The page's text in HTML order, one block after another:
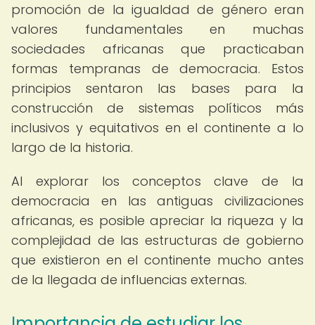
promoción de la igualdad de género eran
valores fundamentales en muchas
sociedades africanas que practicaban
formas tempranas de democracia. Estos
principios sentaron las bases para la
construcción de sistemas políticos más
inclusivos y equitativos en el continente a lo
largo de la historia.
Al explorar los conceptos clave de la
democracia en las antiguas civilizaciones
africanas, es posible apreciar la riqueza y la
complejidad de las estructuras de gobierno
que existieron en el continente mucho antes
de la llegada de influencias externas.